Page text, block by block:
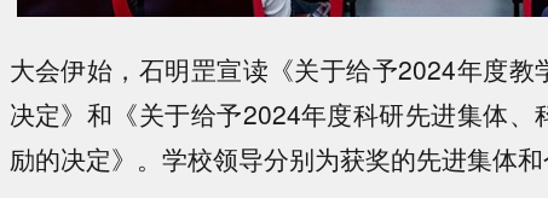
大会伊始，石明罡宣读《关于给予2024年度
决定》和《关于给予2024年度科研先进集体
励的决定》。学校领导分别为获奖的先进集体和